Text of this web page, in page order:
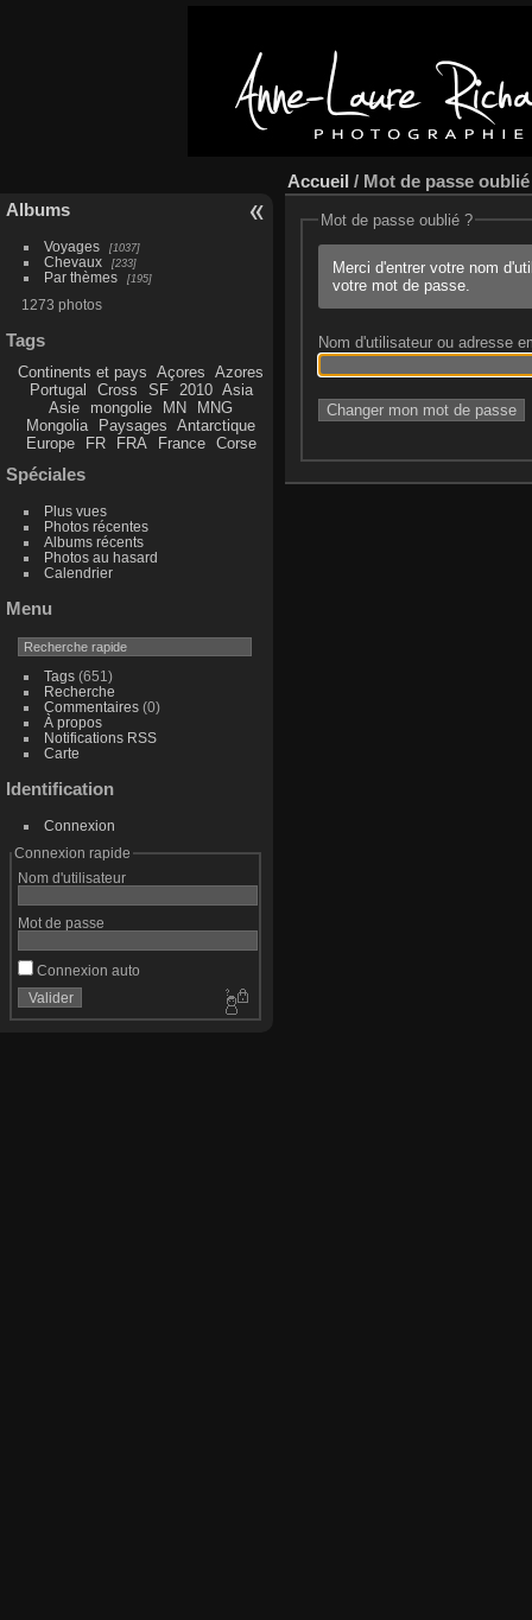
Albums
Voyages 1037
Chevaux 233
Par thèmes 195
1273 photos
Tags
Continents et pays Açores
Azores
Portugal
Cross SF 2010 Asia
Asie
mongolie MN
MNG
Mongolia
Paysages
Antarctique
Europe
FR FRA France Corse
Spéciales
Plus vues
Photos récentes
Albums récents
Photos au hasard
Calendrier
Menu
Tags(651)
Recherche
Commentaires(0)
À propos
Notifications RSS
Carte
Identification
Connexion
Connexion rapide
Nom d'utilisateur
Mot de passe
Connexion auto
Accueil / Mot de passe
Mot de passe oublié ?
Merci d'entrer votre nom
votre mot de passe.
Nom d'utilisateur ou adresse